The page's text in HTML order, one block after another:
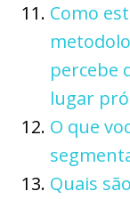
Como
percebe
lugar
O que
Quais